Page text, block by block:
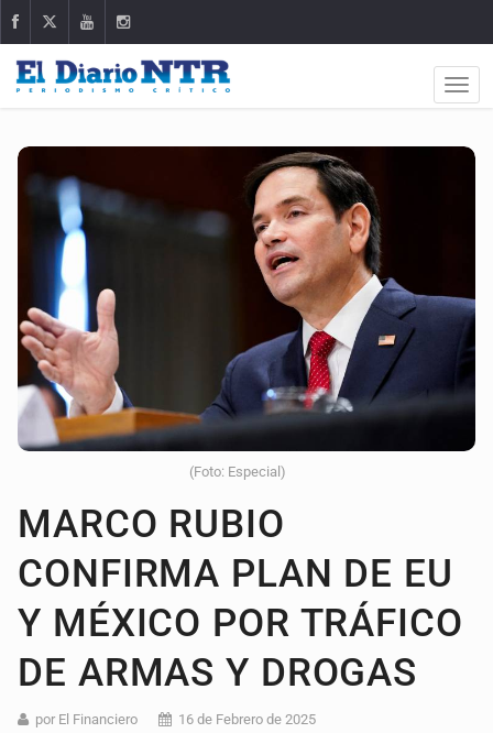
(Foto: Especial)
MARCO RUBIO
CONFIRMA PLAN DE EU
Y MÉXICO POR TRÁFICO
DE ARMAS Y DROGAS
por El Financiero 16 de Febrero de 2025